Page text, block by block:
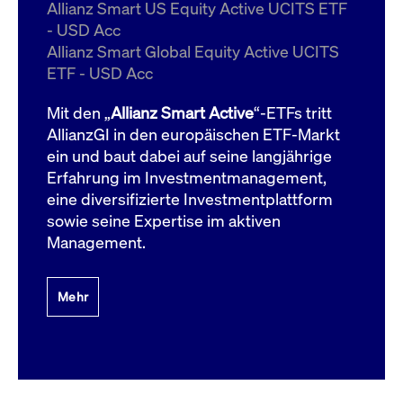
Allianz Smart US Equity Active UCITS ETF
- USD Acc
Allianz Smart Global Equity Active UCITS
ETF - USD Acc
Mit den „Allianz Smart Active“-ETFs tritt
AllianzGI in den europäischen ETF-Markt
ein und baut dabei auf seine langjährige
Erfahrung im Investmentmanagement,
eine diversifizierte Investmentplattform
sowie seine Expertise im aktiven
Management.
Mehr
ApplicationGatewayAffinityCORS
boerse.com
Domain
bis